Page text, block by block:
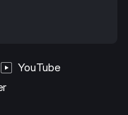
YouTube